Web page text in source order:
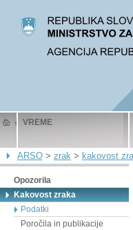
VREME
ARSO> zrak> kakovost
Opozorila
Kakovost zraka
Podatki
Poročila in publikacije